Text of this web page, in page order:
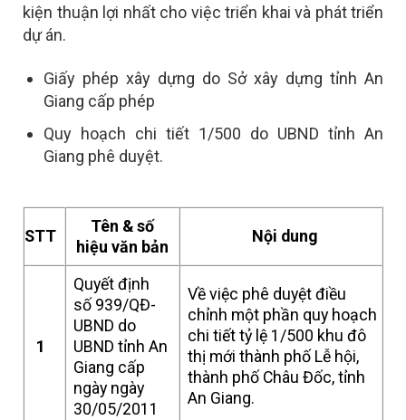
kiện thuận lợi nhất cho việc triển khai và phát triển
dự án.
Giấy phép xây dựng do Sở xây dựng tỉnh An
Giang cấp phép
Quy hoạch chi tiết 1/500 do UBND tỉnh An
Giang phê duyệt.
STT
Tên & số
hiệu văn bản
Nội dung
1
Quyết định
số 939/QĐ-
UBND do
UBND tỉnh An
Giang cấp
ngày ngày
30/05/2011
Về việc phê duyệt điều
chỉnh một phần quy hoạch
chi tiết tỷ lệ 1/500 khu đô
thị mới thành phố Lễ hội,
thành phố Châu Đốc, tỉnh
An Giang.